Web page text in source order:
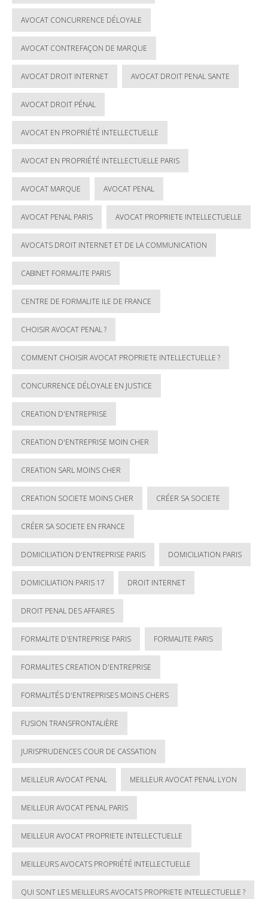
AVOCAT CONCURRENCE DÉLOYALE
AVOCAT CONTREFAÇON DE MARQUE
AVOCAT DROIT INTERNET AVOCAT DROIT PENAL SANTE
AVOCAT DROIT PÉNAL
AVOCAT EN PROPRIÉTÉ INTELLECTUELLE
AVOCAT EN PROPRIÉTÉ INTELLECTUELLE PARIS
AVOCAT MARQUE AVOCAT PENAL
AVOCAT PENAL PARIS AVOCAT PROPRIETE INTELLECTUELLE
AVOCATS DROIT INTERNET ET DE LA COMMUNICATION
CABINET FORMALITE PARIS
CENTRE DE FORMALITE ILE DE FRANCE
CHOISIR AVOCAT PENAL ?
COMMENT CHOISIR AVOCAT PROPRIETE INTELLECTUELLE ?
CONCURRENCE DÉLOYALE EN JUSTICE
CREATION D'ENTREPRISE
CREATION D'ENTREPRISE MOIN CHER
CREATION SARL MOINS CHER
CREATION SOCIETE MOINS CHER CRÉER SA SOCIETE
CRÉER SA SOCIETE EN FRANCE
DOMICILIATION D'ENTREPRISE PARIS DOMICILIATION PARIS
DOMICILIATION PARIS 17 DROIT INTERNET
DROIT PENAL DES AFFAIRES
FORMALITE D'ENTREPRISE PARIS FORMALITE PARIS
FORMALITES CREATION D'ENTREPRISE
FORMALITÉS D'ENTREPRISES MOINS CHERS
FUSION TRANSFRONTALIÈRE
JURISPRUDENCES COUR DE CASSATION
MEILLEUR AVOCAT PENAL MEILLEUR AVOCAT PENAL LYON
MEILLEUR AVOCAT PENAL PARIS
MEILLEUR AVOCAT PROPRIETE INTELLECTUELLE
MEILLEURS AVOCATS PROPRIÉTÉ INTELLECTUELLE
QUI SONT LES MEILLEURS AVOCATS PROPRIETE INTELLECTUELLE ?